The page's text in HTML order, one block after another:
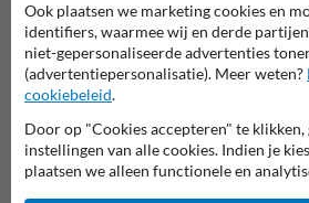
Bedrijfsnaam
E-mailadres*
Ook plaatsen we marketing cookies en
identifiers, waarmee wij en derde
niet-gepersonaliseerde advertenties
(advertentiepersonalisatie). Meer weten?
cookiebeleid.
Door op "Cookies accepteren" te klikken,
instellingen van alle cookies. Indien je
plaatsen we alleen functionele en